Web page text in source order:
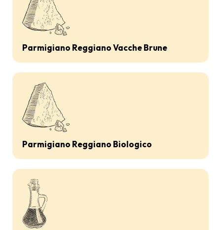
Parmigiano Reggiano Vacche Brune
Parmigiano Reggiano Biologico